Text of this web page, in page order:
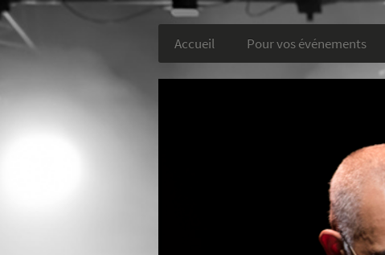
Accueil Pour vos événements